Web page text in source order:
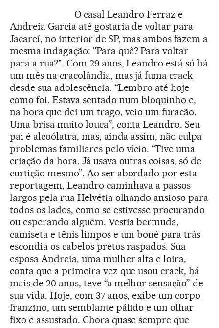
O casal Leandro Ferraz e
Andreia Garcia até gostaria de voltar para
Jacareí, no interior de SP, mas ambos fazem a
mesma indagação: "Para quê? Para voltar
para a rua?". Com 29 anos, Leandro está só há
um mês na cracolândia, mas já fuma crack
desde sua adolescência. “Lembro até hoje
como foi. Estava sentado num bloquinho e,
na hora que dei um trago, veio um furacão.
Uma brisa muito louca”, conta Leandro. Seu
pai é alcoólatra, mas, ainda assim, não culpa
problemas familiares pelo vício. “Tive uma
criação da hora. Já usava outras coisas, só de
curtição mesmo”. Ao ser abordado por esta
reportagem, Leandro caminhava a passos
largos pela rua Helvétia olhando ansioso para
todos os lados, como se estivesse procurando
ou esperando alguém. Vestia bermuda,
camiseta e tênis limpos e um boné para trás
escondia os cabelos pretos raspados. Sua
esposa Andreia, uma mulher alta e loira,
conta que a primeira vez que usou crack, há
mais de 20 anos, teve “a melhor sensação” de
sua vida. Hoje, com 37 anos, exibe um corpo
franzino, um semblante pálido e um olhar
fixo e assustado. Chora quase sempre que